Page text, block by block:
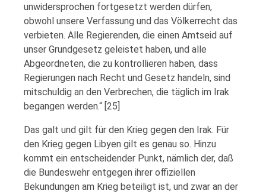
unwidersprochen fortgesetzt werden dürfen,
obwohl unsere Verfassung und das Völkerrecht das
verbieten. Alle Regierenden, die einen Amtseid auf
unser Grundgesetz geleistet haben, und alle
Abgeordneten, die zu kontrollieren haben, dass
Regierungen nach Recht und Gesetz handeln, sind
mitschuldig an den Verbrechen, die täglich im Irak
begangen werden.“ [25]
Das galt und gilt für den Krieg gegen den Irak. Für
den Krieg gegen Libyen gilt es genau so. Hinzu
kommt ein entscheidender Punkt, nämlich der, daß
die Bundeswehr entgegen ihrer offiziellen
Bekundungen am Krieg beteiligt ist, und zwar an der